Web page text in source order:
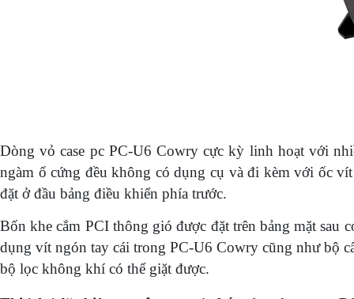
Dòng vỏ case pc PC-U6 Cowry cực kỳ linh hoạt với
ngàm ổ cứng đều không có dụng cụ và đi kèm với ốc
đặt ở đầu bảng điều khiển phía trước.
Bốn khe cắm PCI thông gió được đặt trên bảng mặt
dụng vít ngón tay cái trong PC-U6 Cowry cũng như bộ
bộ lọc không khí có thể giặt được.